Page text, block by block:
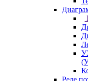
Реле